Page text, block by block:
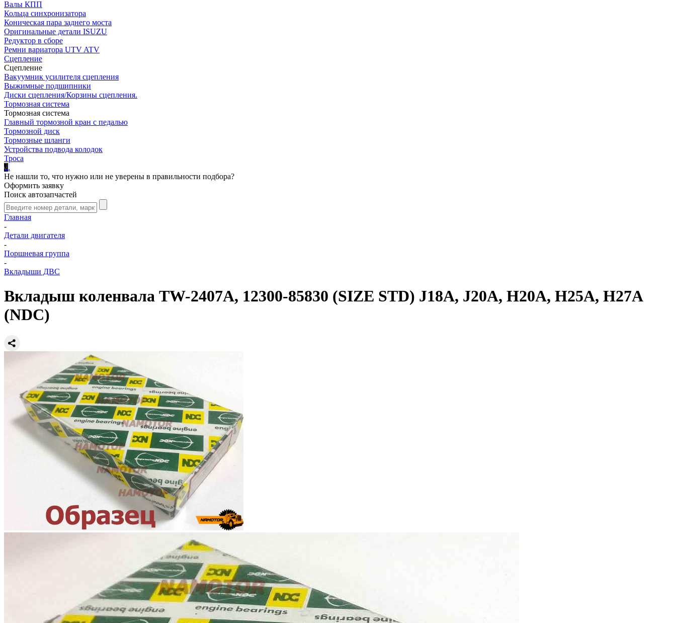
Валы КПП
Кольца синхронизатора
Коническая пара заднего моста
Оригинальные детали ISUZU
Редуктор в сборе
Ремни вариатора UTV ATV
Сцепление
Сцепление
Вакуумник усилителя сцепления
Выжимные подшипники
Диски сцепления/Корзины сцепления.
Тормозная система
Тормозная система
Главный тормозной кран с педалью
Тормозной диск
Тормозные шланги
Устройства подвода колодок
Троса
...
Не нашли то, что нужно или не уверены в правильности подбора?
Оформить заявку
Поиск автозапчастей
Главная
-
Детали двигателя
-
Поршневая группа
-
Вкладыши ДВС
Вкладыш коленвала TW-2407A, 12300-85830 (SIZE STD) J18A, J20A, H20A, H25A, H27A
(NDC)